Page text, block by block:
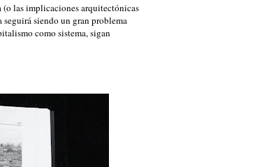
las implicaciones arquitectónicas
siendo un gran problema
como sistema, sigan